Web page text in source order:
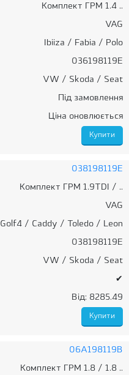
Комплект ГРМ 1.4 ..
VAG
Ibiiza / Fabia / Polo
036198119E
VW / Skoda / Seat
Під замовлення
Ціна оновлюється
038198119E
Комплект ГРМ 1.9TDI / ..
VAG
Golf4 / Caddy / Toledo / Leon
038198119E
VW / Skoda / Seat
✔
Від: 8285.49
06A198119B
Комплект ГРМ 1.8 / 1.8 ..